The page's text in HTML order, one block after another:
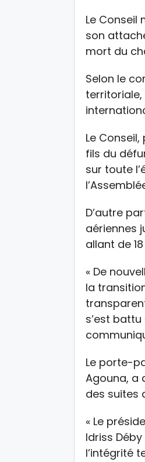
Le
son
mort du
Selon le
Le
fils du
sur toute
D’autre
aériennes
allant de
« De
la
s’est
Le porte-
Agouna, a
des suites
« Le
Idriss
l’intégrité